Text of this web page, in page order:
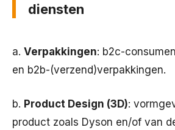
diensten
a. Verpakkingen: b2c-
en b2b-(verzend)verpakkingen.
b. Product Design (3D):
product zoals Dyson en/of van